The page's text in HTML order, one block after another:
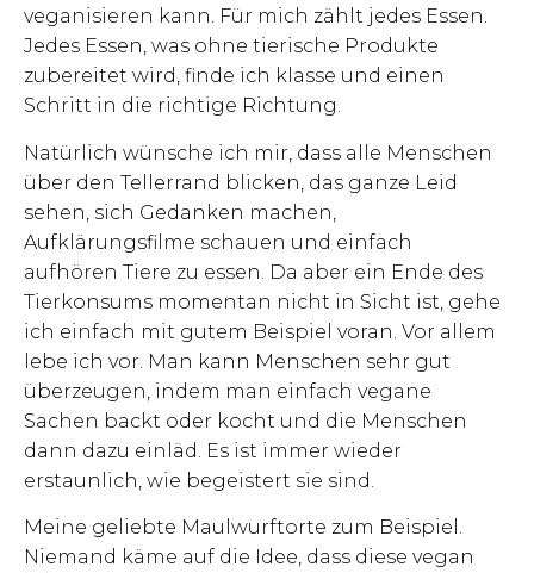
veganisieren kann. Für mich zählt jedes Essen.
Jedes Essen, was ohne tierische Produkte
zubereitet wird, finde ich klasse und einen
Schritt in die richtige Richtung.
Natürlich wünsche ich mir, dass alle Menschen
über den Tellerrand blicken, das ganze Leid
sehen, sich Gedanken machen,
Aufklärungsfilme schauen und einfach
aufhören Tiere zu essen. Da aber ein Ende des
Tierkonsums momentan nicht in Sicht ist, gehe
ich einfach mit gutem Beispiel voran. Vor allem
lebe ich vor. Man kann Menschen sehr gut
überzeugen, indem man einfach vegane
Sachen backt oder kocht und die Menschen
dann dazu einläd. Es ist immer wieder
erstaunlich, wie begeistert sie sind.
Meine geliebte Maulwurftorte zum Beispiel.
Niemand käme auf die Idee, dass diese vegan